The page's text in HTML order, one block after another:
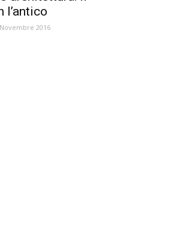
l’antico
2016